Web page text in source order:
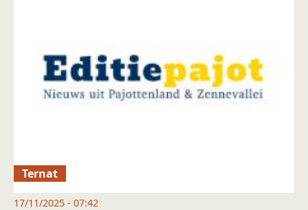
Ternat
17/11/2025 - 07:42